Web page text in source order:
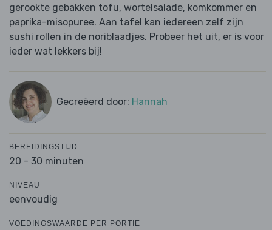
gerookte gebakken tofu, wortelsalade, komkommer en
paprika-misopuree. Aan tafel kan iedereen zelf zijn
sushi rollen in de noriblaadjes. Probeer het uit, er is voor
ieder wat lekkers bij!
Gecreëerd door: Hannah
BEREIDINGSTIJD
20 - 30 minuten
NIVEAU
eenvoudig
VOEDINGSWAARDE PER PORTIE